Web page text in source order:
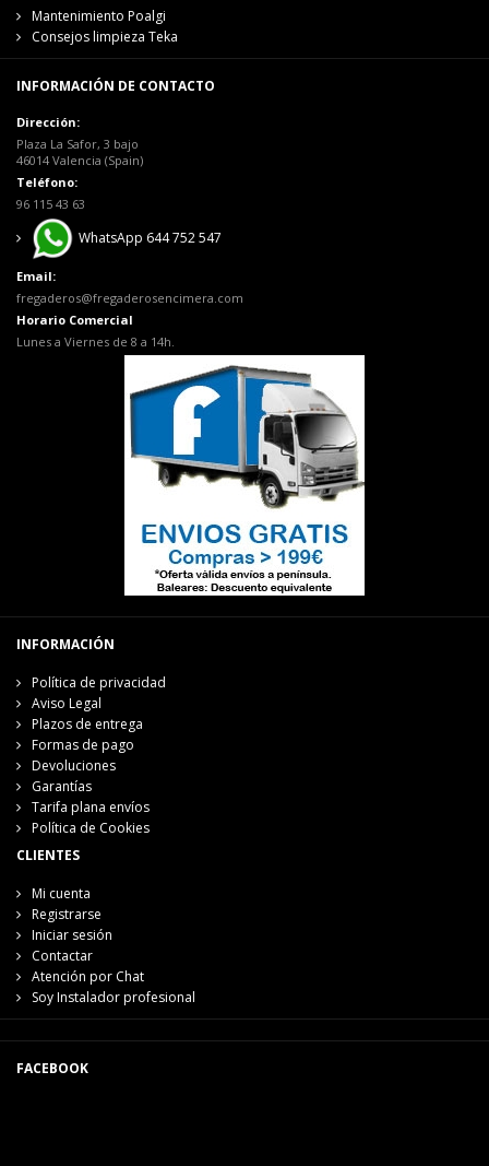
Mantenimiento Poalgi
Consejos limpieza Teka
INFORMACIÓN DE CONTACTO
Dirección:
Plaza La Safor, 3 bajo
46014 Valencia (Spain)
Teléfono:
96 115 43 63
WhatsApp 644 752 547
Email:
fregaderos@fregaderosencimera.com
Horario Comercial
Lunes a Viernes de 8 a 14h.
INFORMACIÓN
Política de privacidad
Aviso Legal
Plazos de entrega
Formas de pago
Devoluciones
Garantías
Tarifa plana envíos
Política de Cookies
CLIENTES
Mi cuenta
Registrarse
Iniciar sesión
Contactar
Atención por Chat
Soy Instalador profesional
FACEBOOK